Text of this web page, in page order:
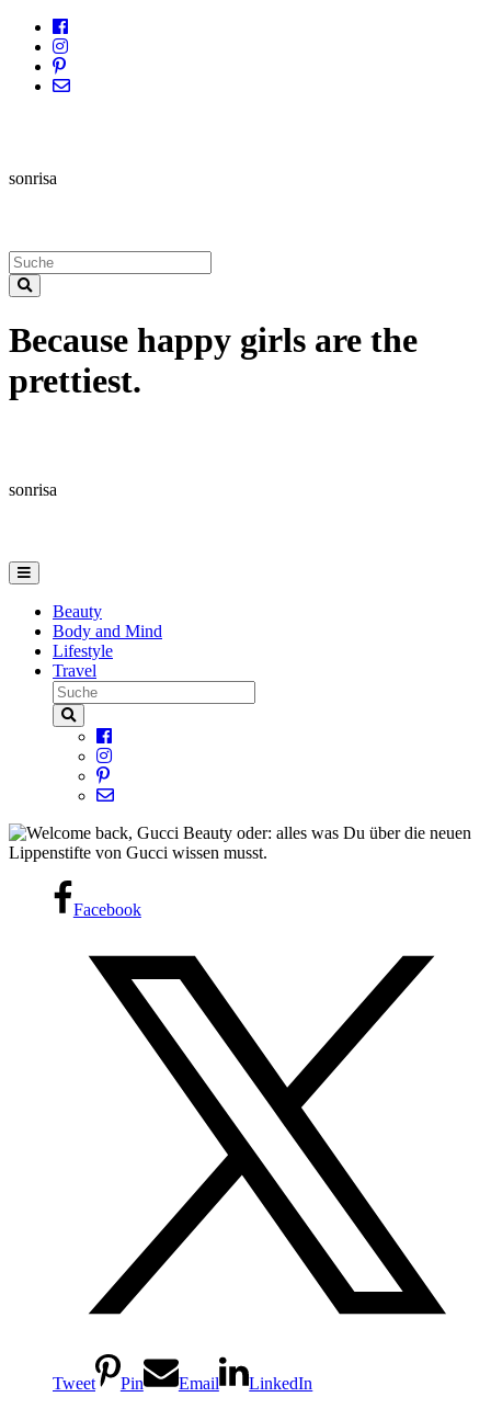
sonrisa
Because happy girls are the
prettiest.
sonrisa
Beauty
Body and Mind
Lifestyle
Travel
Facebook
Tweet Pin Email LinkedIn